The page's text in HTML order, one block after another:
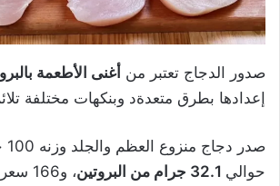
صدور الدجاج تعتبر من أغنى الأطعمة
إعدادها بطرق متعدةد وبنكهات مختلفة
حوالي 32.1 جرام من البروتين ، و166 سعرة حرارية.